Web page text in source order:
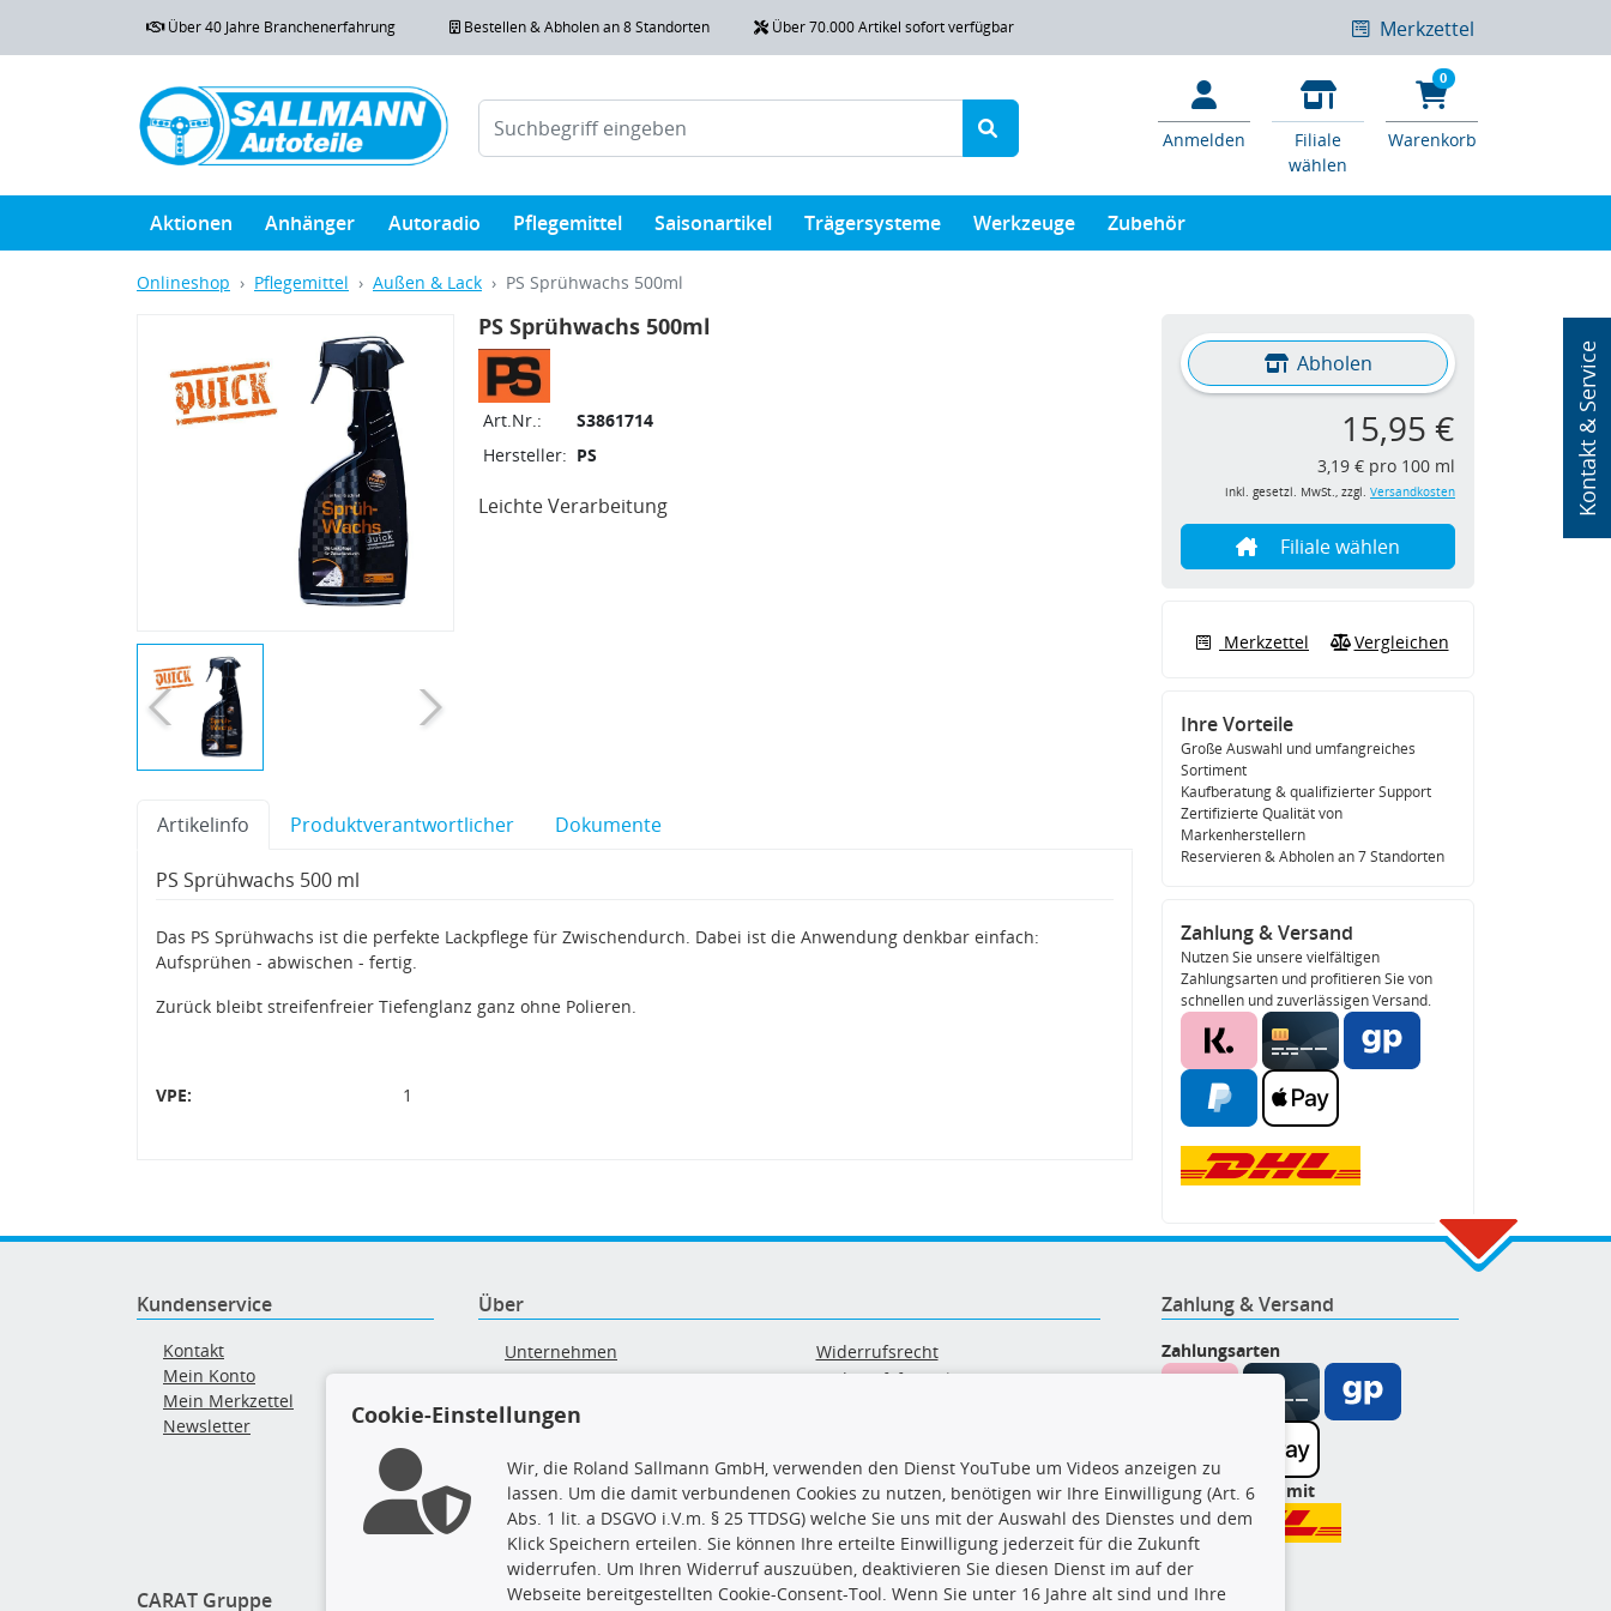
Kontakt & Service
Über 40 Jahre Branchenerfahrung Bestellen & Abholen an 8 Standorten Über 70.000 Artikel sofort verfügbar Merkzettel
Anmelden
Filiale
wählen
0
Warenkorb
Aktionen Anhänger Autoradio Pflegemittel Saisonartikel Trägersysteme Werkzeuge Zubehör
Onlineshop Pflegemittel Außen & Lack PS Sprühwachs 500ml
PS Sprühwachs 500ml
Art.Nr.:
S3861714
Hersteller: PS
Leichte Verarbeitung
Artikelinfo Produktverantwortlicher Dokumente
PS Sprühwachs 500 ml
Das PS Sprühwachs ist die perfekte Lackpflege für Zwischendurch. Dabei ist die Anwendung denkbar einfach:
Aufsprühen - abwischen - fertig.
Zurück bleibt streifenfreier Tiefenglanz ganz ohne Polieren.
VPE: 1
Abholen
15,95 €
3,19 € pro 100 ml
inkl. gesetzl. MwSt., zzgl. Versandkosten
Filiale wählen
Merkzettel Vergleichen
Ihre Vorteile
Große Auswahl und umfangreiches
Sortiment
Kaufberatung & qualifizierter Support
Zertifizierte Qualität von
Markenherstellern
Reservieren & Abholen an 7 Standorten
Zahlung & Versand
Nutzen Sie unsere vielfältigen
Zahlungsarten und profitieren Sie von
schnellen und zuverlässigen Versand.
Kundenservice
Kontakt
Mein Konto
Mein Merkzettel
Newsletter
Über
Unternehmen
AGB
Versand & Zahlung
Altgeräte-/ Batterieentsorgung
Widerrufsrecht
Widerrufsformular
Barrierefreiheitserklärung
Zahlung & Versand
Zahlungsarten
Wir versenden mit
CARAT Gruppe Folge uns TecDoc Inside
Cookie-Einstellungen
Wir, die Roland Sallmann GmbH, verwenden den Dienst YouTube um Videos anzeigen zu
lassen. Um die damit verbundenen Cookies zu nutzen, benötigen wir Ihre Einwilligung (Art. 6
Abs. 1 lit. a DSGVO i.V.m. § 25 TTDSG) welche Sie uns mit der Auswahl des Dienstes und dem
Klick Speichern erteilen. Sie können Ihre erteilte Einwilligung jederzeit für die Zukunft
widerrufen. Um Ihren Widerruf auszuüben, deaktivieren Sie diesen Dienst im auf der
Webseite bereitgestellten Cookie-Consent-Tool. Wenn Sie unter 16 Jahre alt sind und Ihre